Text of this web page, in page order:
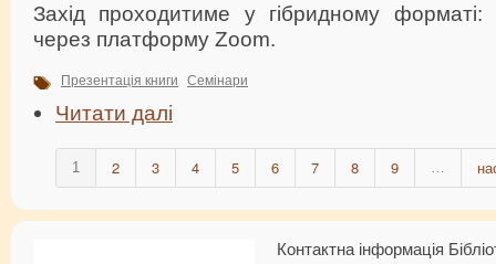
Захід проходитиме у гібридному
через платформу Zoom.
Презентація книги Семінари
Читати далі
1 2 3 4 5 6 7 8 9 …
Контактна інформація